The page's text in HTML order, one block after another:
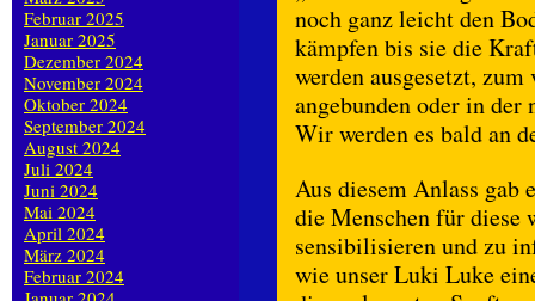
noch ganz leicht den
kämpfen bis sie die
werden ausgesetzt,
angebunden oder in der
Wir werden es bald an
Aus diesem Anlass gab
die Menschen für diese
sensibilisieren und zu
wie unser Luki Luke
Februar 2025
Januar 2025
Dezember 2024
November 2024
Oktober 2024
September 2024
August 2024
Juli 2024
Juni 2024
Mai 2024
April 2024
März 2024
Februar 2024